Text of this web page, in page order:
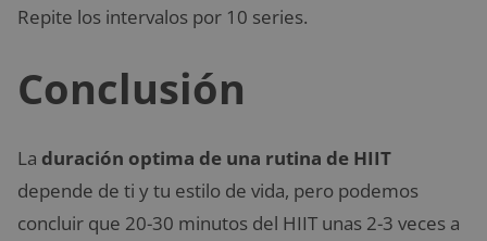
Repite los intervalos por 10 series.
Conclusión
La duración optima de una rutina de HIIT
depende de ti y tu estilo de vida, pero podemos
concluir que 20-30 minutos del HIIT unas 2-3 veces a